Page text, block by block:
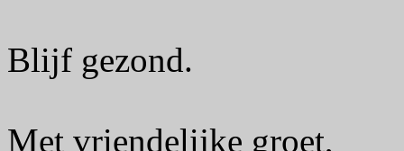
Blijf gezond.
Met vriendelijke groet,